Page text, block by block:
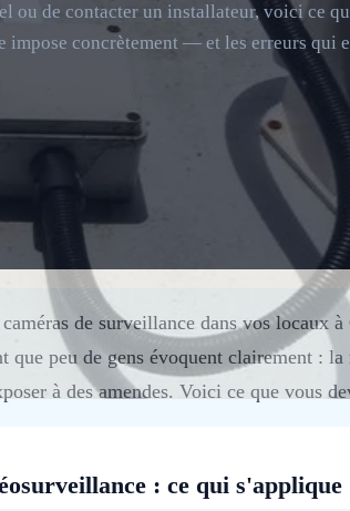
ou de contacter un installateur, voici ce
concrètement — et les erreurs qui
de surveillance dans vos locaux
peu de gens évoquent clairement :
à des amendes. Voici ce que vous
: ce qui s'applique